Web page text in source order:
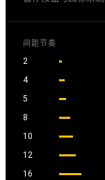
间距节奏
2
4
5
8
10
12
16